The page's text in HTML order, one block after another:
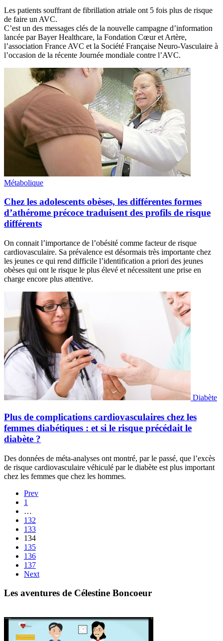
Les patients souffrant de fibrillation atriale ont 5 fois plus de risque
de faire un AVC.
C’est un des messages clés de la nouvelle campagne d’information
lancée par Bayer Healthcare, la Fondation Cœur et Artère,
l’association France AVC et la Société Française Neuro-Vasculaire à
l’occasion de la récente Journée mondiale contre l’AVC.
Métabolique
Chez les adolescents obèses, les différentes formes
d’athérome précoce traduisent des profils de risque
différents
On connait l’importance de l’obésité comme facteur de risque
cardiovasculaire. Sa prévalence est désormais très importante chez
les jeunes ce qui rend difficile l’identification a priori des jeunes
obèses qui ont le risque le plus élevé et nécessitent une prise en
charge encore plus attentive.
Diabète
Plus de complications cardiovasculaires chez les
femmes diabétiques : et si le risque précédait le
diabète ?
Des données de méta-analyses ont montré, par le passé, que l’excès
de risque cardiovasculaire véhiculé par le diabète est plus important
chez les femmes que chez les hommes.
Prev
1
…
132
133
134
135
136
137
Next
Les aventures de Célestine Boncoeur